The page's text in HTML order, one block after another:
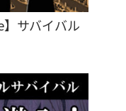
サバイバル